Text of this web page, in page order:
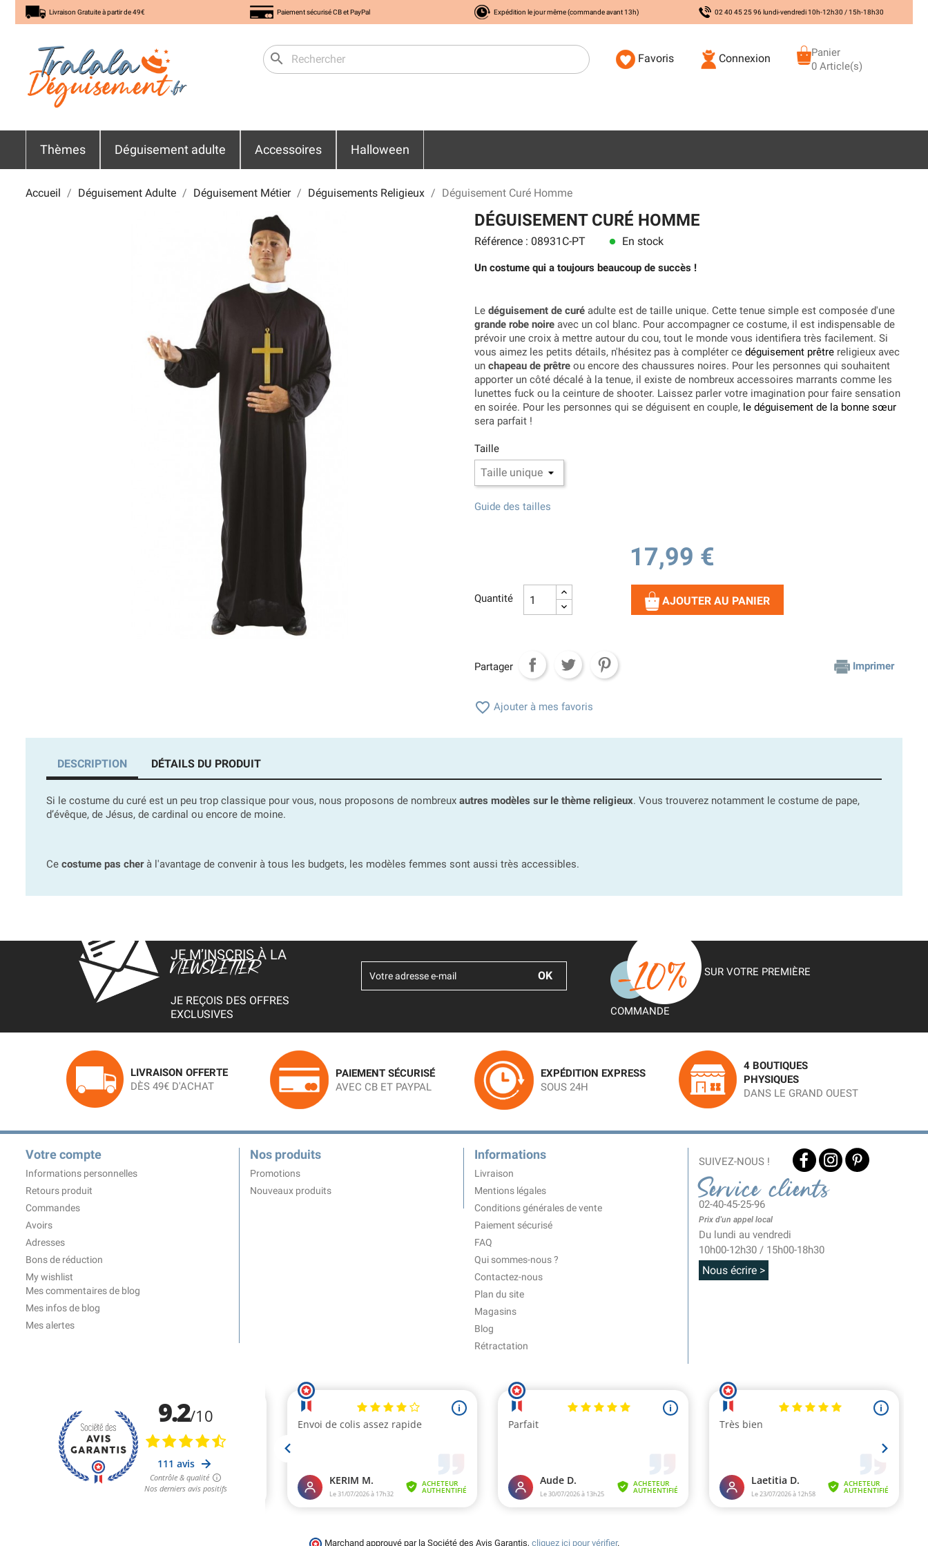
Livraison Gratuite à partir de 49€ Paiement sécurisé CB et PayPal Expédition le jour même (commande avant 13h) 02 40 45 25 96 lundi-vendredi 10h-12h30 / 15h-18h30
search Favoris Connexion
Panier
0 Article(s)
Thèmes Déguisement adulte Accessoires Halloween
Accueil Déguisement Adulte Déguisement Métier Déguisements Religieux Déguisement Curé Homme
DÉGUISEMENT CURÉ HOMME
Référence : 08931C-PT lens En stock
Un costume qui a toujours beaucoup de succès !
Le déguisement de curé adulte est de taille unique. Cette tenue simple est composée d'une
grande robe noire avec un col blanc. Pour accompagner ce costume, il est indispensable de
prévoir une croix à mettre autour du cou, tout le monde vous identifiera très facilement. Si
vous aimez les petits détails, n'hésitez pas à compléter ce déguisement prêtre religieux avec
un chapeau de prêtre ou encore des chaussures noires. Pour les personnes qui souhaitent
apporter un côté décalé à la tenue, il existe de nombreux accessoires marrants comme les
lunettes fuck ou la ceinture de shooter. Laissez parler votre imagination pour faire sensation
en soirée. Pour les personnes qui se déguisent en couple, le déguisement de la bonne sœur
sera parfait !
Taille
Guide des tailles
17,99 €
Quantité AJOUTER AU PANIER
Partager Imprimer
 Ajouter à mes favoris
DESCRIPTION DÉTAILS DU PRODUIT
Si le costume du curé est un peu trop classique pour vous, nous proposons de nombreux autres modèles sur le thème religieux. Vous trouverez notamment le costume de pape,
d’évêque, de Jésus, de cardinal ou encore de moine.
Ce costume pas cherà l'avantage de convenir à tous les budgets, les modèles femmes sont aussi très accessibles.
JE M’INSCRIS À LA
NEWSLETTER
JE REÇOIS DES OFFRES
EXCLUSIVES
SUR VOTRE PREMIÈRE
COMMANDE
LIVRAISON OFFERTE
DÈS 49€ D'ACHAT
PAIEMENT SÉCURISÉ
AVEC CB ET PAYPAL
EXPÉDITION EXPRESS
SOUS 24H
4 BOUTIQUES
PHYSIQUES
DANS LE GRAND OUEST
Votre compte
Informations personnelles
Retours produit
Commandes
Avoirs
Adresses
Bons de réduction
My wishlist
Mes commentaires de blog
Mes infos de blog
Mes alertes
Nos produits
Promotions
Nouveaux produits
Informations
Livraison
Mentions légales
Conditions générales de vente
Paiement sécurisé
FAQ
Qui sommes-nous ?
Contactez-nous
Plan du site
Magasins
Blog
Rétractation
SUIVEZ-NOUS !
Service clients
02-40-45-25-96
Prix d'un appel local
Du lundi au vendredi
10h00-12h30 / 15h00-18h30
Nous écrire >
Marchand approuvé par la Société des Avis Garantis, cliquez ici pour vérifier.